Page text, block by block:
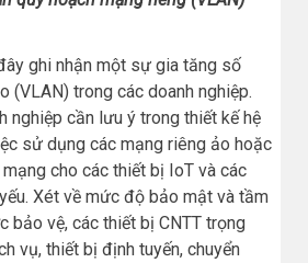
ghi nhận một sự gia tăng số
(VLAN) trong các doanh nghiệp.
nghiệp cần lưu ý trong thiết kế hệ
sử dụng các mạng riêng ảo hoặc
cho các thiết bị IoT và các
Xét về mức độ bảo mật và tầm
bảo vệ, các thiết bị CNTT trọng
vụ, thiết bị định tuyến, chuyển